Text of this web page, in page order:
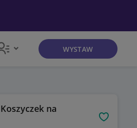
WYSTAW
na
Obserwuj